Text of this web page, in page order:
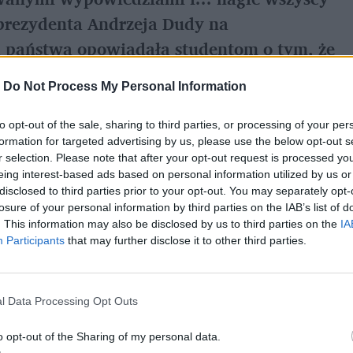
Do Not Process My Personal Information
opt-out of the sale, sharing to third parties, or processing of your
for targeted advertising by us, please use the below opt-out
selection. Please note that after your opt-out request is processed
interest-based ads based on personal information utilized by us
to third parties prior to your opt-out. You may separately
of your personal information by third parties on the IAB’s list of
This information may also be disclosed by us to third parties on the
Participants that may further disclose it to other third parties.
Data Processing Opt Outs
opt-out of the Sharing of my personal data.
Andrzeja Dudy na
opowiadała studentom o tym, że
ta głowa wykonywała nietypowe gesty
"Srebrne Usta"już minął. Słuchacze Trójki
marca. Zwycięzców poznamy wkrótce -5